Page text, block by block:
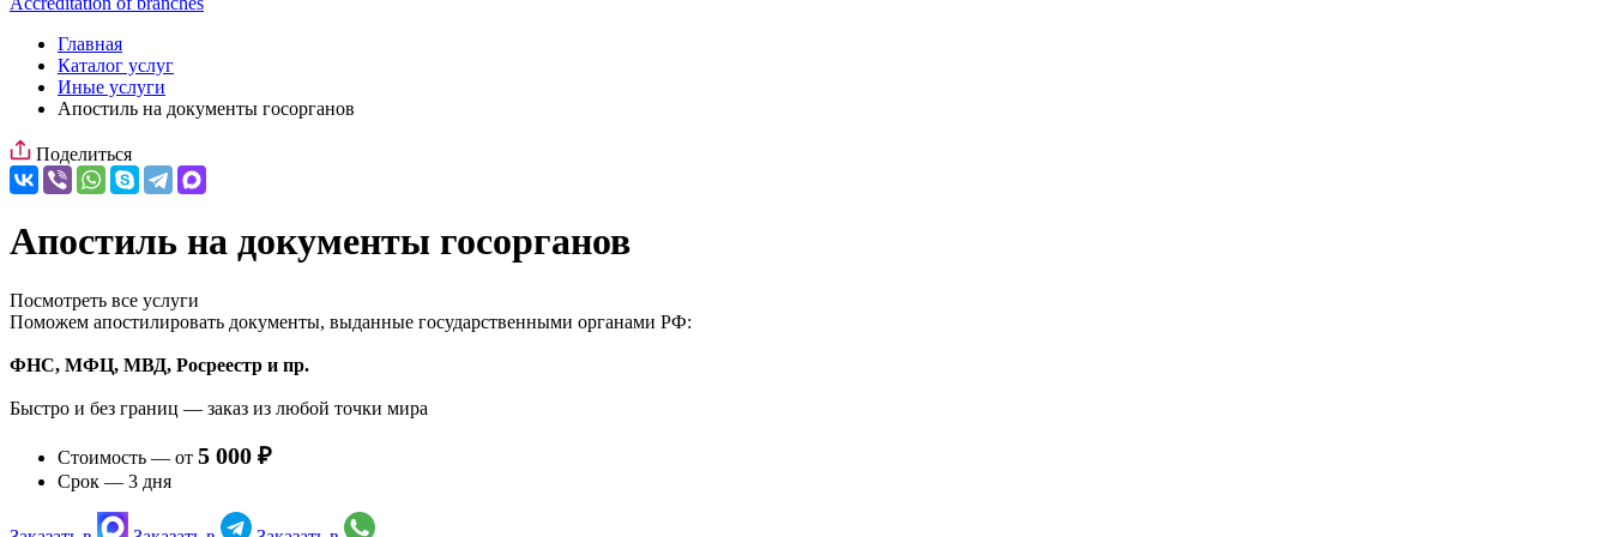
Главная
Каталог услуг
Иные услуги
Апостиль на документы госорганов
Поделиться
Апостиль на документы госорганов
Посмотреть все услуги
Поможем апостилировать документы, выданные государственными органами РФ:
ФНС, МФЦ, МВД, Росреестр и пр.
Быстро и без границ — заказ из любой точки мира
Стоимость — от 5 000 ₽
Срок — 3 дня